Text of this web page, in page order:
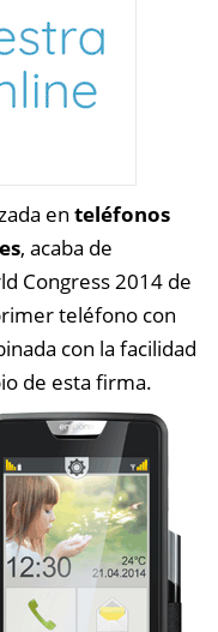
en teléfonos
, acaba de
Congress 2014 de
teléfono con
con la facilidad
de esta firma.